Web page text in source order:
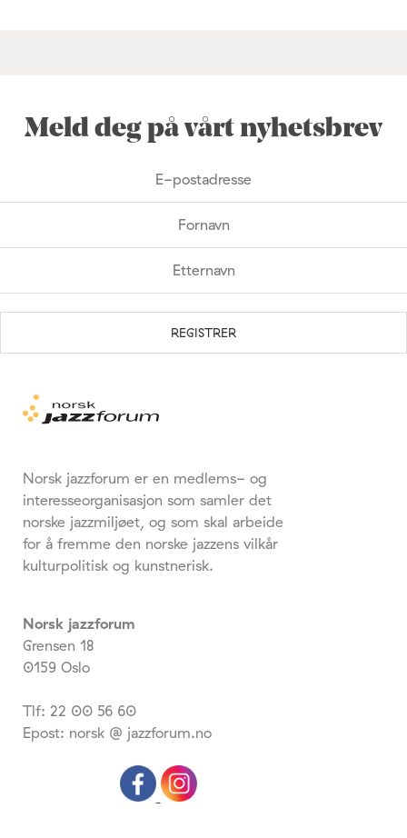
Meld deg på vårt nyhetsbrev
Norsk jazzforum er en medlems- og
interesseorganisasjon som samler det
norske jazzmiljøet, og som skal arbeide
for å fremme den norske jazzens vilkår
kulturpolitisk og kunstnerisk.
Norsk jazzforum
Grensen 18
0159 Oslo
Tlf: 22 00 56 60
Epost: norsk @ jazzforum.no